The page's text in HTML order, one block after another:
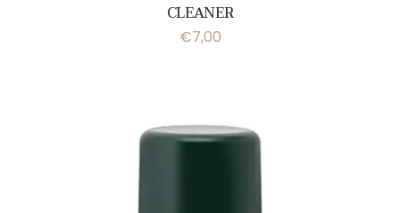
CLEANER
€7,00